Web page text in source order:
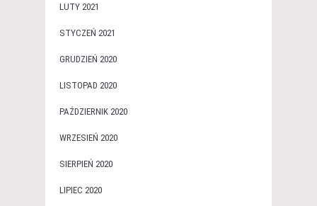
LUTY 2021
STYCZEŃ 2021
GRUDZIEŃ 2020
LISTOPAD 2020
PAŹDZIERNIK 2020
WRZESIEŃ 2020
SIERPIEŃ 2020
LIPIEC 2020